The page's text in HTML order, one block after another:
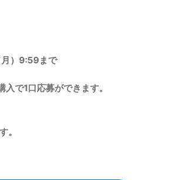
月）9:59まで
で1口応募ができます。
。